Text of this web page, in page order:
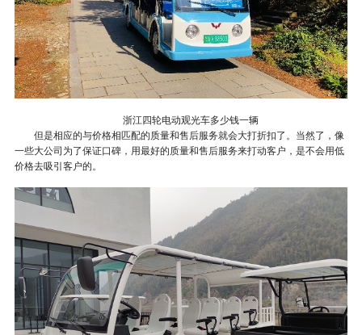
浙江四轮电动观光车多少钱一辆
但是相应的与价格相匹配的质量和售后服务就会大打折扣了。当然了，像
一些大公司为了保证口碑，用最好的质量和售后服务来打动客户，是不会用低
价格去吸引客户的。